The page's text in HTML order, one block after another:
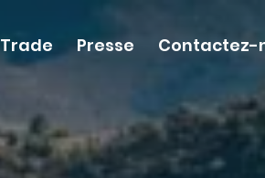
Trade Presse Contactez-